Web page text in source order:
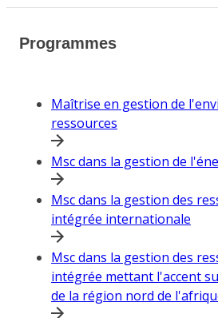
Programmes
Maîtrise en gestion de
ressources
Msc dans la gestion de
Msc dans la gestion des
intégrée internationale
Msc dans la gestion des
intégrée mettant l'accent
de la région nord de